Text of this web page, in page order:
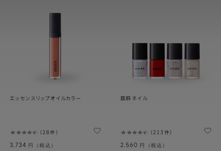
エッセンスリップオイルカラー
28件
3,734 円（税込）
亜麻ネイル
213件
2,560 円（税込）